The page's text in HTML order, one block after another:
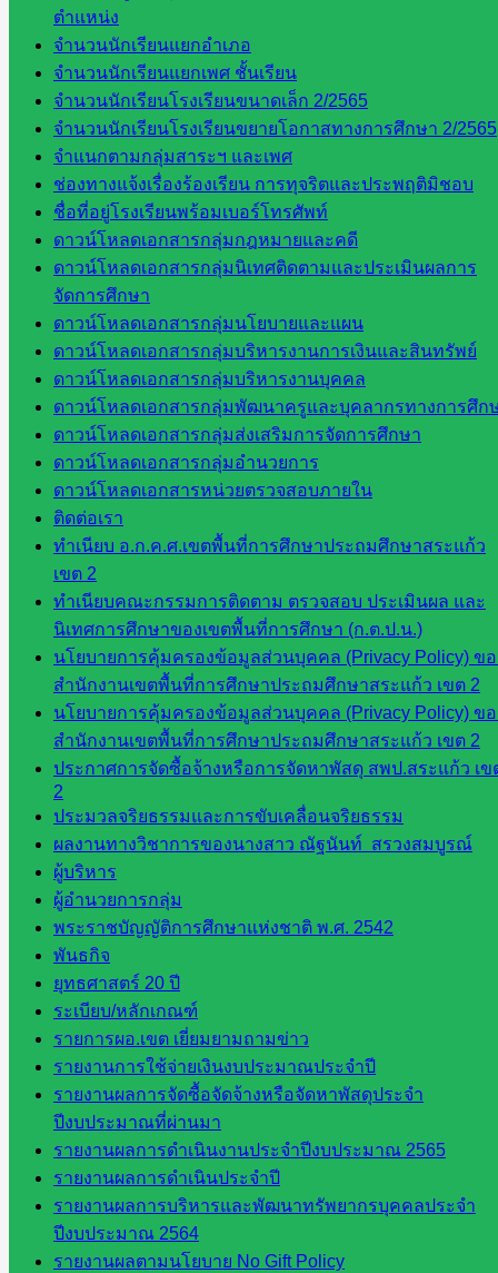
ตำแหน่ง
จำนวนนักเรียนแยกอำเภอ
จำนวนนักเรียนแยกเพศ ชั้นเรียน
จำนวนนักเรียนโรงเรียนขนาดเล็ก 2/2565
จำนวนนักเรียนโรงเรียนขยายโอกาสทางการศึกษา 2/2565
จำแนกตามกลุ่มสาระฯ และเพศ
ช่องทางแจ้งเรื่องร้องเรียน การทุจริตและประพฤติมิชอบ
ชื่อที่อยู่โรงเรียนพร้อมเบอร์โทรศัพท์
ดาวน์โหลดเอกสารกลุ่มกฎหมายและคดี
ดาวน์โหลดเอกสารกลุ่มนิเทศติดตามและประเมินผลการ
จัดการศึกษา
ดาวน์โหลดเอกสารกลุ่มนโยบายและแผน
ดาวน์โหลดเอกสารกลุ่มบริหารงานการเงินและสินทรัพย์
ดาวน์โหลดเอกสารกลุ่มบริหารงานบุคคล
ดาวน์โหลดเอกสารกลุ่มพัฒนาครูและบุคลากรทางการศึก
ดาวน์โหลดเอกสารกลุ่มส่งเสริมการจัดการศึกษา
ดาวน์โหลดเอกสารกลุ่มอำนวยการ
ดาวน์โหลดเอกสารหน่วยตรวจสอบภายใน
ติดต่อเรา
ทำเนียบ อ.ก.ค.ศ.เขตพื้นที่การศึกษาประถมศึกษาสระแก้ว
เขต 2
ทำเนียบคณะกรรมการติดตาม ตรวจสอบ ประเมินผล และ
นิเทศการศึกษาของเขตพื้นที่การศึกษา (ก.ต.ป.น.)
นโยบายการคุ้มครองข้อมูลส่วนบุคคล (Privacy Policy) ข
สำนักงานเขตพื้นที่การศึกษาประถมศึกษาสระแก้ว เขต 2
นโยบายการคุ้มครองข้อมูลส่วนบุคคล (Privacy Policy) ข
สำนักงานเขตพื้นที่การศึกษาประถมศึกษาสระแก้ว เขต 2
ประกาศการจัดซื้อจ้างหรือการจัดหาพัสดุ สพป.สระแก้ว เข
2
ประมวลจริยธรรมและการขับเคลื่อนจริยธรรม
ผลงานทางวิชาการของนางสาว ณัฐนันท์ สรวงสมบูรณ์
ผู้บริหาร
ผู้อำนวยการกลุ่ม
พระราชบัญญัติการศึกษาแห่งชาติ พ.ศ. 2542
พันธกิจ
ยุทธศาสตร์ 20 ปี
ระเบียบ/หลักเกณฑ์
รายการผอ.เขต เยี่ยมยามถามข่าว
รายงานการใช้จ่ายเงินงบประมาณประจำปี
รายงานผลการจัดซื้อจัดจ้างหรือจัดหาพัสดุประจำ
ปีงบประมาณที่ผ่านมา
รายงานผลการดำเนินงานประจำปีงบประมาณ 2565
รายงานผลการดำเนินประจำปี
รายงานผลการบริหารและพัฒนาทรัพยากรบุคคลประจำ
ปีงบประมาณ 2564
รายงานผลตามนโยบาย No Gift Policy
หน่วยงาน
ในจังหวัด
สระแก้ว
จังหวัด
สระแก้ว
องค์การ
บริหาร
ส่วน
จังหวัด
สระแก้ว
ศึกษาธิการ
จังหวัด
สระแก้ว
สำนักงาน
ส.ก.ส.ค.
จังหวัด
สระแก้ว
สพป.
สระแก้ว
เขต 1
สพป.สระแก้ว
เขต 2
โรงเรียน
ในสังกัด
สพป.สระแก้ว
เขต 1
โรงเรียน
ในสังกัด
สพป.สระแก้ว
เขต 2
วิทยาลัย
เทคนิค
สระแก้ว
วิทยาลัย
เทคนิค
วังน้ำเย็น
กศน.สระแก้ว
เว็บไซต์
กลุ่มงาน